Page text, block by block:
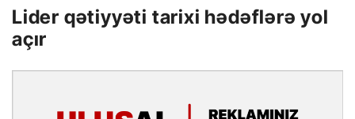
Lider qətiyyəti tarixi hədəflərə yol
açır